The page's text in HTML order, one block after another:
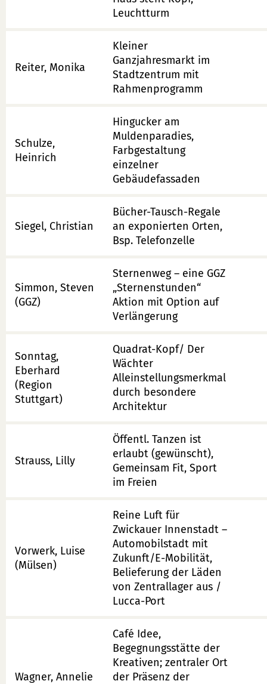
Leuchtturm
Reiter, Monika
Kleiner
Ganzjahresmarkt im
Stadtzentrum mit
Rahmenprogramm
Schulze,
Heinrich
Hingucker am
Muldenparadies,
Farbgestaltung
einzelner
Gebäudefassaden
Siegel, Christian
Bücher-Tausch-Regale
an exponierten Orten,
Bsp. Telefonzelle
Simmon, Steven
(GGZ)
Sternenweg – eine GGZ
„Sternenstunden“
Aktion mit Option auf
Verlängerung
Sonntag,
Eberhard
(Region
Stuttgart)
Quadrat-Kopf/ Der
Wächter
Alleinstellungsmerkmal
durch besondere
Architektur
Strauss, Lilly
Öffentl. Tanzen ist
erlaubt (gewünscht),
Gemeinsam Fit, Sport
im Freien
Vorwerk, Luise
(Mülsen)
Reine Luft für
Zwickauer Innenstadt –
Automobilstadt mit
Zukunft/E-Mobilität,
Belieferung der Läden
von Zentrallager aus /
Lucca-Port
Wagner, Annelie
Café Idee,
Begegnungsstätte der
Kreativen; zentraler Ort
der Präsenz der